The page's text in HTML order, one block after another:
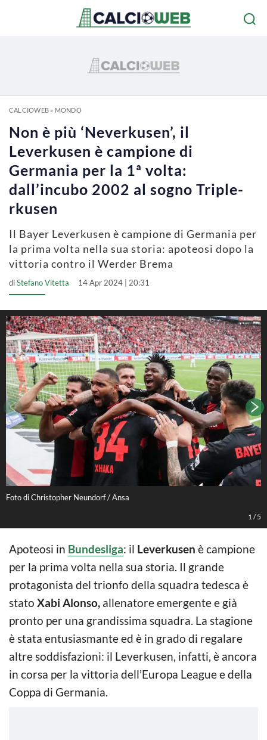
CALCIOWEB» MONDO
Non è più ‘Neverkusen’, il
Leverkusen è campione di
Germania per la 1ª volta:
dall’incubo 2002 al sogno Triple-
rkusen
Il Bayer Leverkusen è campione di Germania per
la prima volta nella sua storia: apoteosi dopo la
vittoria contro il Werder Brema
diStefano Vitetta 14 Apr 2024 | 20:31
Foto di Christopher Neundorf / Ansa
1 /5
Apoteosi in Bundesliga: il Leverkusen è campione
per la prima volta nella sua storia. Il grande
protagonista del trionfo della squadra tedesca è
stato Xabi Alonso, allenatore emergente e già
pronto per una grandissima squadra. La stagione
è stata entusiasmante ed è in grado di regalare
altre soddisfazioni: il Leverkusen, infatti, è ancora
in corsa per la vittoria dell’Europa League e della
Coppa di Germania.